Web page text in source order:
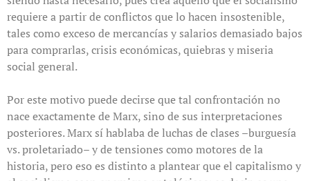
requiere a partir de conflictos que lo hacen insostenible,
tales como exceso de mercancías y salarios demasiado bajos
para comprarlas, crisis económicas, quiebras y miseria
social general.
Por este motivo puede decirse que tal confrontación no
nace exactamente de Marx, sino de sus interpretaciones
posteriores. Marx sí hablaba de luchas de clases –burguesía
vs. proletariado– y de tensiones como motores de la
historia, pero eso es distinto a plantear que el capitalismo y